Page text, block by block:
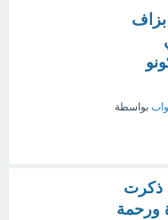
بزاف
بواسطة
ذكرت
ورحمة